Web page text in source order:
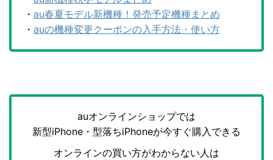
・ au春夏モデル新機種！発売予定機種まとめ
・ auの機種変更クーポンの入手方法・使い方
auオンラインショップでは
新型iPhone・型落ちiPhoneが今すぐ購入できる
オンラインの買い方がわからない人は